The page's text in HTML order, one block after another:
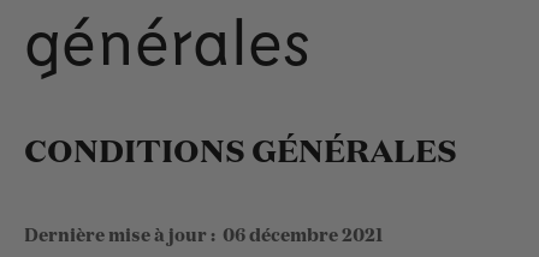
générales
CONDITIONS GÉNÉRALES
Dernière mise à jour : 06 décembre 2021